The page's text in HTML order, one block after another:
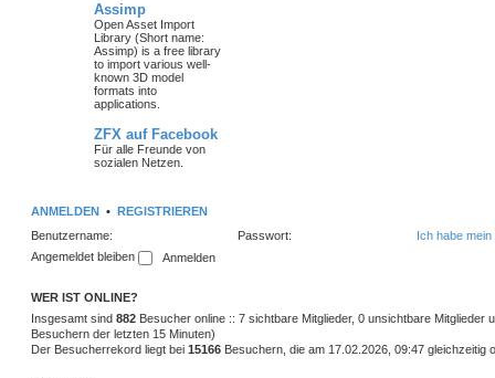
Assimp
Open Asset Import
Library (Short name:
Assimp) is a free library
to import various well-
known 3D model
formats into
applications.
ZFX auf Facebook
Für alle Freunde von
sozialen Netzen.
ANMELDEN • REGISTRIEREN
Benutzername:
Passwort:
Ich habe
Angemeldet bleiben
WER IST ONLINE?
Insgesamt sind 882 Besucher online :: 7 sichtbare Mitglieder, 0 unsichtbare Mitglieder
Besuchern der letzten 15 Minuten)
Der Besucherrekord liegt bei 15166 Besuchern, die am 17.02.2026, 09:47 gleichzeitig